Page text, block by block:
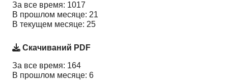
За все время: 1017
В прошлом месяце: 21
В текущем месяце: 25
Скачиваний PDF
За все время: 164
В прошлом месяце: 6